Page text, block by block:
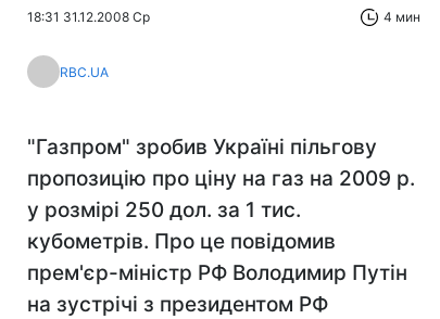
18:31 31.12.2008 Ср 4 мин
RBC.UA
"Газпром" зробив Україні пільгову
пропозицію про ціну на газ на 2009 р.
у розмірі 250 дол. за 1 тис.
кубометрів. Про це повідомив
прем'єр-міністр РФ Володимир Путін
на зустрічі з президентом РФ